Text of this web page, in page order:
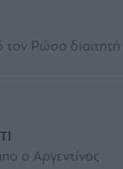
ο Αργεντίνος
Ρώσο διαιτητή